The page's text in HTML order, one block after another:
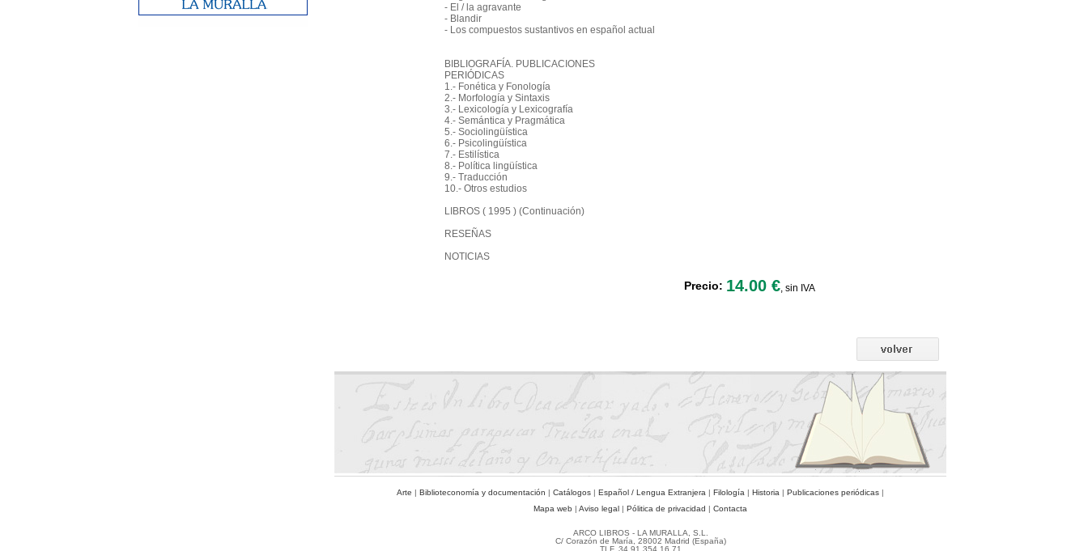
- El / la agravante
- Blandir
- Los compuestos sustantivos en español actual
BIBLIOGRAFÍA. PUBLICACIONES
PERIÓDICAS
1.- Fonética y Fonología
2.- Morfología y Sintaxis
3.- Lexicología y Lexicografía
4.- Semántica y Pragmática
5.- Sociolingüística
6.- Psicolingüística
7.- Estilística
8.- Política lingüística
9.- Traducción
10.- Otros estudios
LIBROS ( 1995 ) (Continuación)
RESEÑAS
NOTICIAS
Precio: 14.00 €, sin IVA
Arte | Biblioteconomía y documentación | Catálogos | Español / Lengua Extranjera | Filología | Historia | Publicaciones periódicas |
Mapa web | Aviso legal | Pólitica de privacidad | Contacta
ARCO LIBROS - LA MURALLA, S.L.
C/ Corazón de María, 28002 Madrid (España)
TLF. 34 91 354 16 71